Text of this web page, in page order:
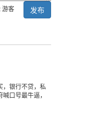
游客 发布
，银行不贷，私
口号最牛逼，